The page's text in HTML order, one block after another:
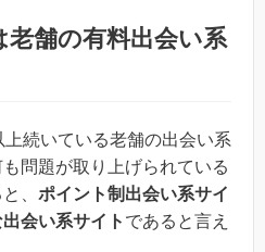
舗の有料出会い系
続いている老舗の出会い系
問題が取り上げられている
、 ポイント制出会い系サイ
会い系サイト であると言え